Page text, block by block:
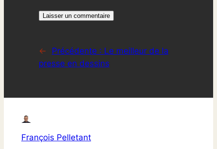
← Précédente : Le meilleur de la
presse en dessins
François Pelletant